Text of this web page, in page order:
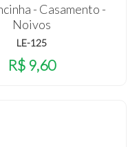
- Casamento -
Noivos
LE-125
R$ 9,60